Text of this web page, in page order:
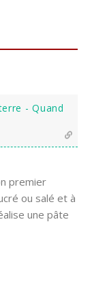
- Quand
premier
ou salé et à
une pâte